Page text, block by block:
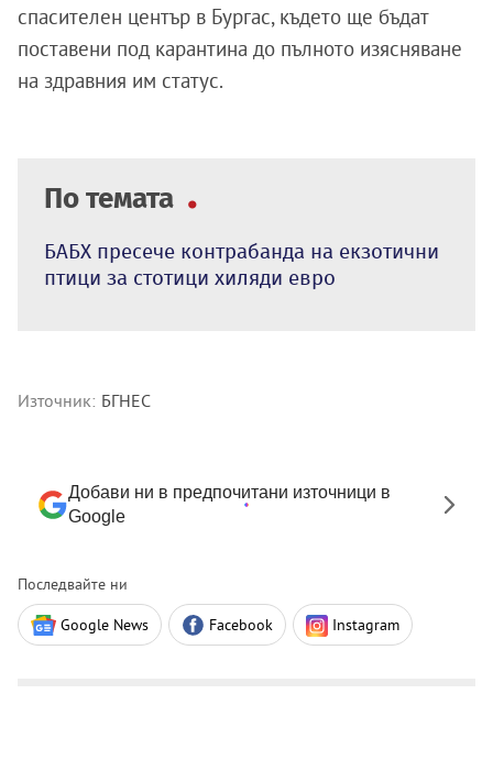
спасителен център в Бургас, където ще бъдат
поставени под карантина до пълното изясняване
на здравния им статус.
По темата
БАБХ пресече контрабанда на екзотични
птици за стотици хиляди евро
Източник: БГНЕС
Добави ни в предпочитани източници в
Google
Последвайте ни
Google News Facebook Instagram